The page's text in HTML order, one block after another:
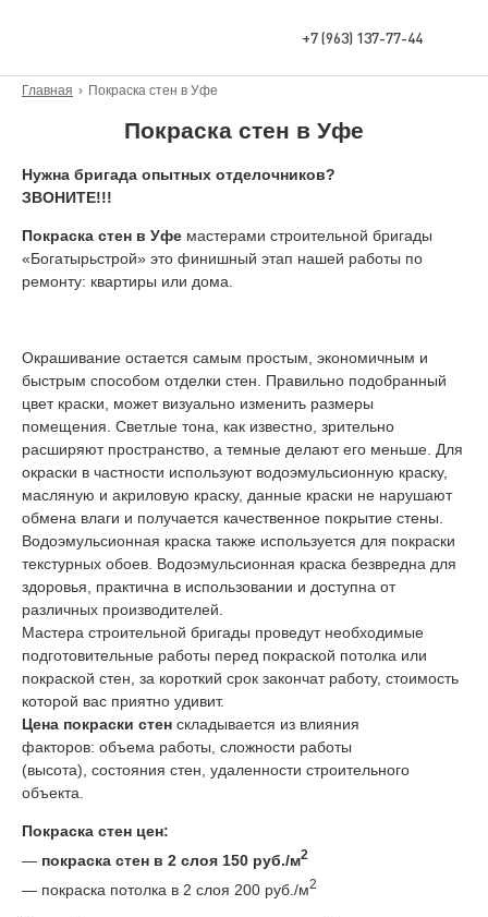
+7 (963) 137-77-44
Главная › Покраска стен в Уфе
Покраска стен в Уфе
Нужна бригада опытных отделочников?
ЗВОНИТЕ!!!
Покраска стен в Уфе мастерами строительной бригады
«Богатырьстрой» это финишный этап нашей работы по
ремонту: квартиры или дома.
Окрашивание остается самым простым, экономичным и
быстрым способом отделки стен. Правильно подобранный
цвет краски, может визуально изменить размеры
помещения. Светлые тона, как известно, зрительно
расширяют пространство, а темные делают его меньше. Для
окраски в частности используют водоэмульсионную краску,
масляную и акриловую краску, данные краски не нарушают
обмена влаги и получается качественное покрытие стены.
Водоэмульсионная краска также используется для покраски
текстурных обоев. Водоэмульсионная краска безвредна для
здоровья, практична в использовании и доступна от
различных производителей.
Мастера строительной бригады проведут необходимые
подготовительные работы перед покраской потолка или
покраской стен, за короткий срок закончат работу, стоимость
которой вас приятно удивит.
Цена покраски стен складывается из влияния
факторов: объема работы, сложности работы
(высота), состояния стен, удаленности строительного
объекта.
Покраска стен цен:
— покраска стен в 2 слоя 150 руб./м2
— покраска потолка в 2 слоя 200 руб./м2